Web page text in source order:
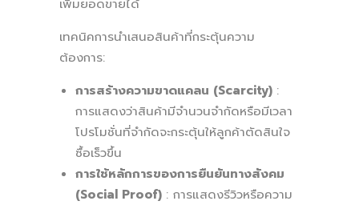
เพิ่มยอดขายได้
เทคนิคการนำเสนอสินค้าที่กระตุ้นความ
ต้องการ:
การสร้างความขาดแคลน (Scarcity) :
การแสดงว่าสินค้ามีจำนวนจำกัดหรือมีเวลา
โปรโมชั่นที่จำกัดจะกระตุ้นให้ลูกค้าตัดสินใจ
ซื้อเร็วขึ้น
การใช้หลักการของการยืนยันทางสังคม
(Social Proof) : การแสดงรีวิวหรือความ